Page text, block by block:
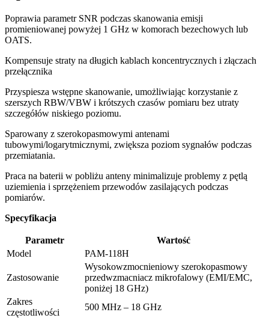
Poprawia parametr SNR podczas skanowania emisji
promieniowanej powyżej 1 GHz w komorach bezechowych lub
OATS.
Kompensuje straty na długich kablach koncentrycznych i złączach
przełącznika
Przyspiesza wstępne skanowanie, umożliwiając korzystanie z
szerszych RBW/VBW i krótszych czasów pomiaru bez utraty
szczegółów niskiego poziomu.
Sparowany z szerokopasmowymi antenami
tubowymi/logarytmicznymi, zwiększa poziom sygnałów podczas
przemiatania.
Praca na baterii w pobliżu anteny minimalizuje problemy z pętlą
uziemienia i sprzężeniem przewodów zasilających podczas
pomiarów.
Specyfikacja
Parametr
Wartość
Model
PAM-118H
Zastosowanie
Wysokowzmocnieniowy szerokopasmowy
przedwzmacniacz mikrofalowy (EMI/EMC,
poniżej 18 GHz)
Zakres
częstotliwości
500 MHz – 18 GHz